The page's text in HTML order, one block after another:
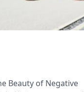
Beauty of Negative